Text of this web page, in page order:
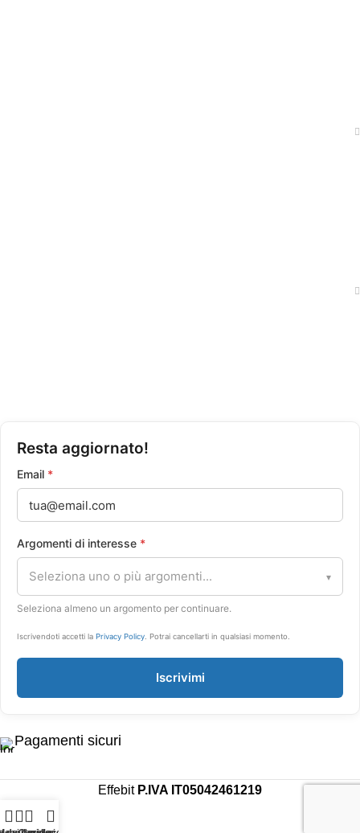
Resta aggiornato!
Email *
Argomenti di interesse *
Seleziona uno o più argomenti... ▾
Seleziona almeno un argomento per continuare.
Iscrivendoti accetti la Privacy Policy . Potrai cancellarti in qualsiasi momento.
Iscrivimi
Pagamenti sicuri
Effebit P.IVA IT05042461219